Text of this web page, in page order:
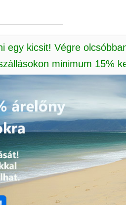
egy kicsit! Végre
minimum 15%